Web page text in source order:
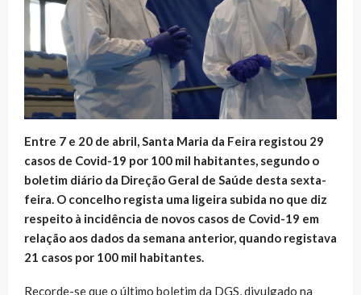
Entre 7 e 20 de abril, Santa Maria da Feira registou 29
casos de Covid-19 por 100 mil habitantes, segundo o
boletim diário da Direção Geral de Saúde desta sexta-
feira. O concelho regista uma ligeira subida no que diz
respeito à incidência de novos casos de Covid-19 em
relação aos dados da semana anterior, quando registava
21 casos por 100 mil habitantes.
Recorde-se que o último boletim da DGS, divulgado na